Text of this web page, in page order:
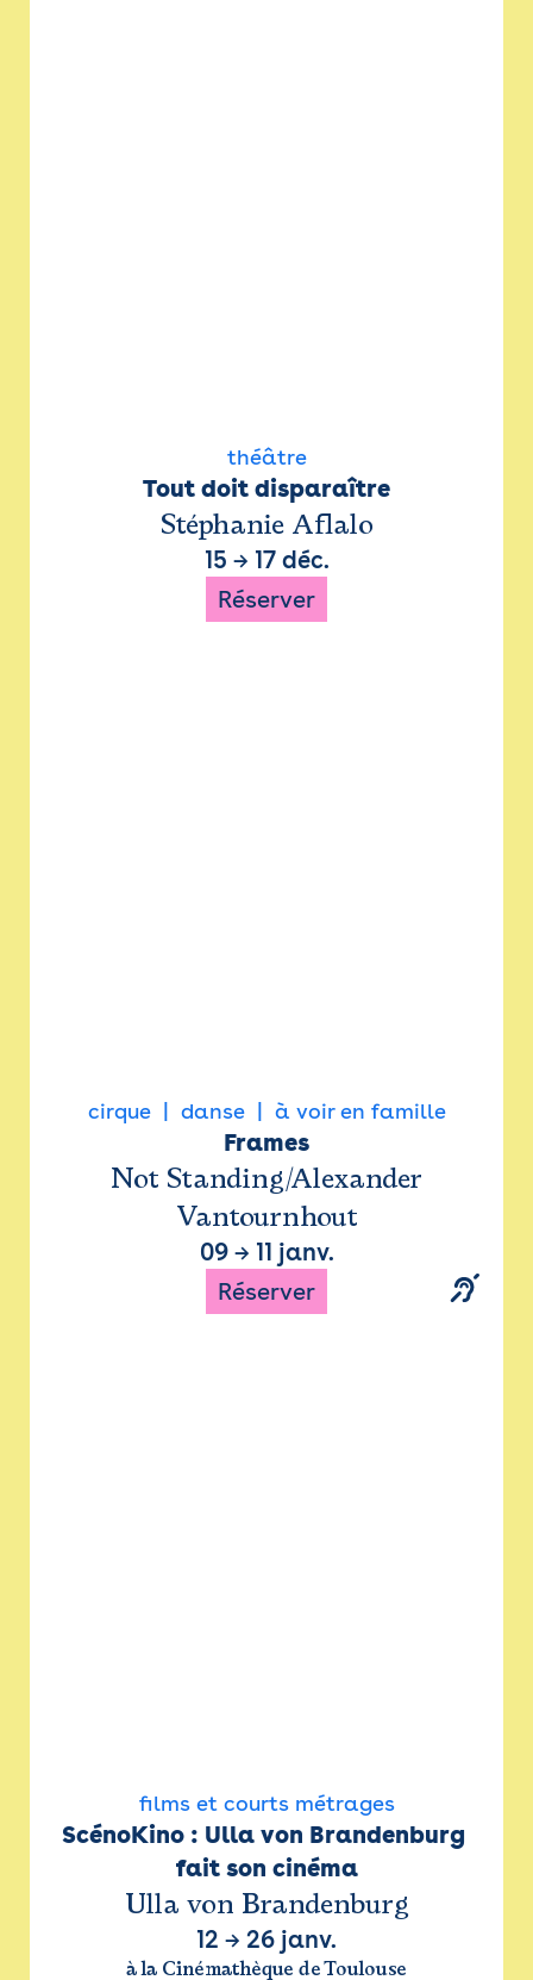
théâtre
Tout doit disparaître
Stéphanie Aflalo
15 → 17 déc.
Réserver
cirque danse à voir en famille
Frames
Not Standing/Alexander
Vantournhout
09→ 11 janv.
Réserver
films et courts métrages
ScénoKino : Ulla von Brandenburg
fait son cinéma
Ulla von Brandenburg
12 → 26 janv.
à la Cinémathèque de Toulouse